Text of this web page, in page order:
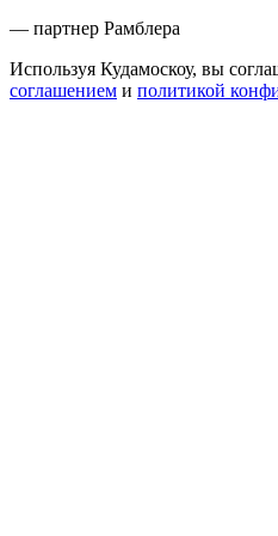
— партнер Рамблера
Используя Кудамоскоу, вы
соглашением и политикой